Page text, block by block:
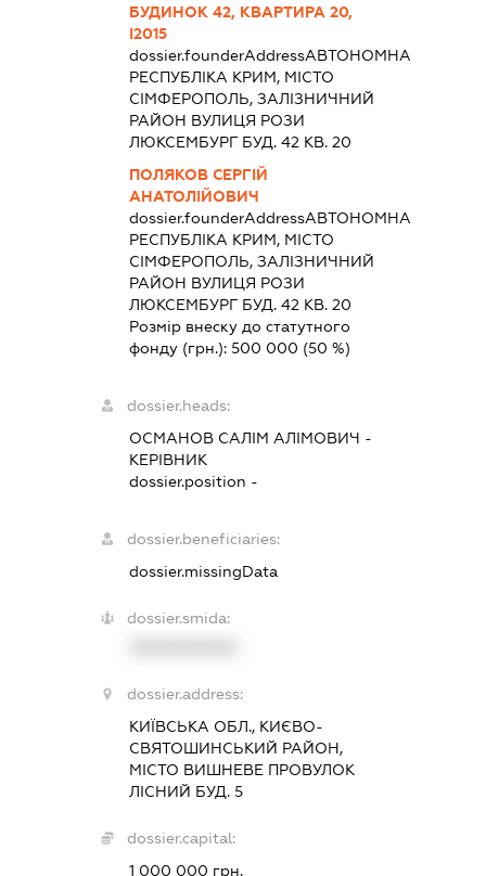
БУДИНОК 42, КВАРТИРА 20,
І2015
dossier.founderAddressАВТОНОМНА
РЕСПУБЛІКА КРИМ, МІСТО
СІМФЕРОПОЛЬ, ЗАЛІЗНИЧНИЙ
РАЙОН ВУЛИЦЯ РОЗИ
ЛЮКСЕМБУРГ БУД. 42 КВ. 20
ПОЛЯКОВ СЕРГІЙ
АНАТОЛІЙОВИЧ
dossier.founderAddressАВТОНОМНА
РЕСПУБЛІКА КРИМ, МІСТО
СІМФЕРОПОЛЬ, ЗАЛІЗНИЧНИЙ
РАЙОН ВУЛИЦЯ РОЗИ
ЛЮКСЕМБУРГ БУД. 42 КВ. 20
Розмір внеску до статутного
фонду (грн.): 500 000 (50 %)
dossier.heads:
ОСМАНОВ САЛІМ АЛІМОВИЧ -
КЕРІВНИК
dossier.position -
dossier.beneficiaries:
dossier.missingData
dossier.smida:
dossier.address:
КИЇВСЬКА ОБЛ., КИЄВО-
СВЯТОШИНСЬКИЙ РАЙОН,
МІСТО ВИШНЕВЕ ПРОВУЛОК
ЛІСНИЙ БУД. 5
dossier.capital:
1 000 000 грн.